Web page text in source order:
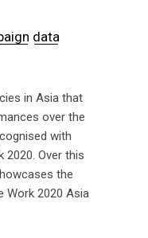
data
in Asia that
over the
with
2020. Over this
the
Work 2020 Asia